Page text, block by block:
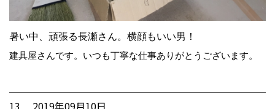
暑い中、頑張る長瀬さん。横顔もいい男！
建具屋さんです。いつも丁寧な仕事ありがとうございます。
13. 2019年09月10日